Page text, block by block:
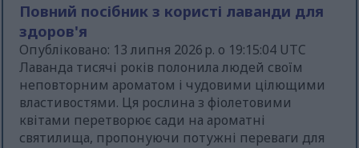
Повний посібник з користі лаванди для
здоров'я
Опубліковано: 13 липня 2026 р. о 19:15:04 UTC
Лаванда тисячі років полонила людей своїм
неповторним ароматом і чудовими цілющими
властивостями. Ця рослина з фіолетовими
квітами перетворює сади на ароматні
святилища, пропонуючи потужні переваги для